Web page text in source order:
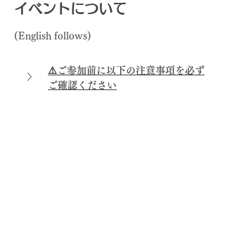
イベントについて
(English follows)
⚠️ご参加前に以下の注意事項を必ず
ご確認ください